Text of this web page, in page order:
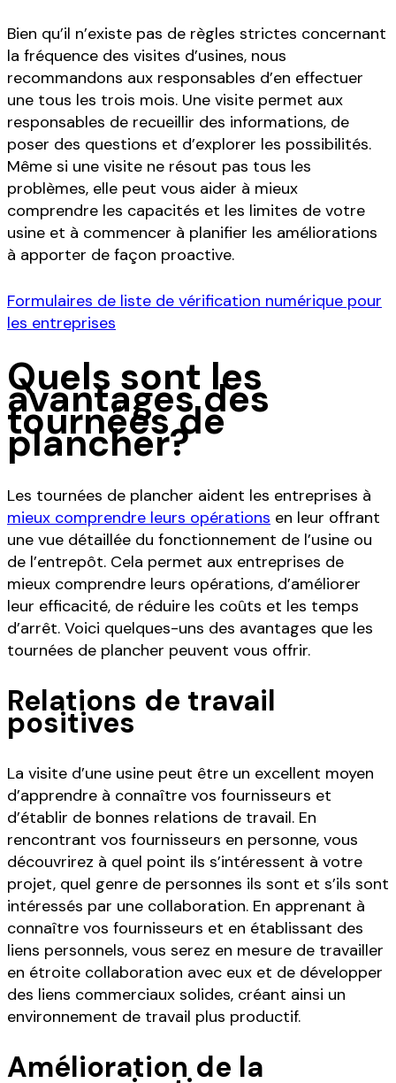
Bien qu’il n’existe pas de règles strictes concernant
la fréquence des visites d’usines, nous
recommandons aux responsables d’en effectuer
une tous les trois mois. Une visite permet aux
responsables de recueillir des informations, de
poser des questions et d’explorer les possibilités.
Même si une visite ne résout pas tous les
problèmes, elle peut vous aider à mieux
comprendre les capacités et les limites de votre
usine et à commencer à planifier les améliorations
à apporter de façon proactive.
Formulaires de liste de vérification numérique pour
les entreprises
Quels sont les
avantages des
tournées de
plancher?
Les tournées de plancher aident les entreprises à
mieux comprendre leurs opérations en leur offrant
une vue détaillée du fonctionnement de l’usine ou
de l’entrepôt. Cela permet aux entreprises de
mieux comprendre leurs opérations, d’améliorer
leur efficacité, de réduire les coûts et les temps
d’arrêt. Voici quelques-uns des avantages que les
tournées de plancher peuvent vous offrir.
Relations de travail
positives
La visite d’une usine peut être un excellent moyen
d’apprendre à connaître vos fournisseurs et
d’établir de bonnes relations de travail. En
rencontrant vos fournisseurs en personne, vous
découvrirez à quel point ils s’intéressent à votre
projet, quel genre de personnes ils sont et s’ils sont
intéressés par une collaboration. En apprenant à
connaître vos fournisseurs et en établissant des
liens personnels, vous serez en mesure de travailler
en étroite collaboration avec eux et de développer
des liens commerciaux solides, créant ainsi un
environnement de travail plus productif.
Amélioration de la